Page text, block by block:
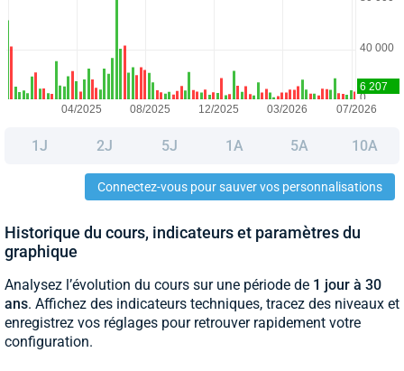
1J 2J 5J 1A 5A 10A
Connectez-vous pour sauver vos personnalisations
Historique du cours, indicateurs et paramètres du
graphique
Analysez l’évolution du cours sur une période de 1 jour à 30
ans. Affichez des indicateurs techniques, tracez des niveaux et
enregistrez vos réglages pour retrouver rapidement votre
configuration.